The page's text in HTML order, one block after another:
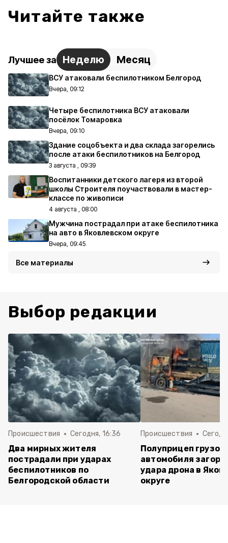
Читайте также
Лучшее за Неделю Месяц
ВСУ атаковали беспилотником Белгород
Вчера, 09:12
Четыре беспилотника ВСУ атаковали
посёлок Томаровка
Вчера, 09:10
Здание соцобъекта и два склада загорелись
после атаки беспилотников на Белгород
3 августа , 09:39
Воспитанники детского лагеря из второй
школы Строителя поучаствовали в мастер-
классе по живописи
4 августа , 08:00
Мужчина пострадал при атаке беспилотника
на авто в Яковлевском округе
Вчера, 09:45
Все материалы
Выбор редакции
Происшествия Сегодня, 16:36
Два мирных жителя
пострадали при ударах
беспилотников по
Белгородской области
Происшествия
Полуприцеп
автомобиля
удара дрона в
округе